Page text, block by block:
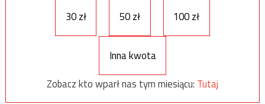
30 zł 50 zł 100 zł
Inna kwota
Zobacz kto wparł nas tym miesiącu: Tutaj